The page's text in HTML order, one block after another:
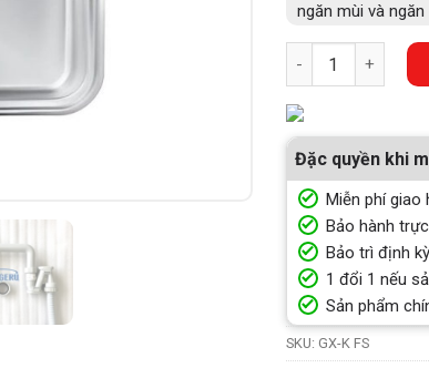
ngăn mùi và
Chậu Rửa Chén
Đặc quyền khi
Miễn phí giao
Bảo hành
Bảo trì định
1 đổi 1 nếu
Sản phẩm
SKU: GX-K FS